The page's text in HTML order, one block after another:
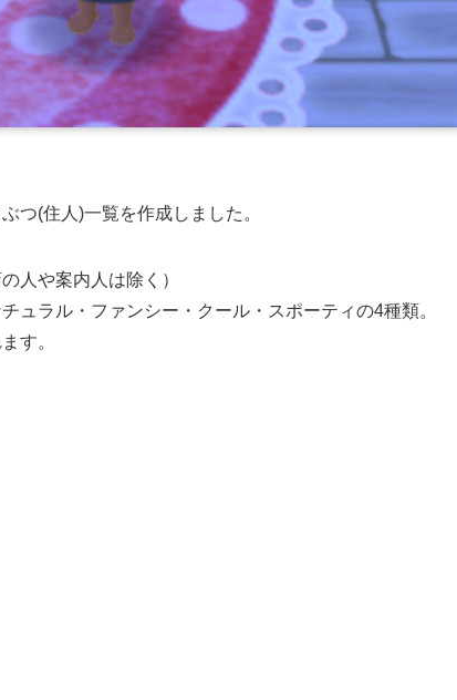
つ(住人)一覧を作成しました。
人や案内人は除く）
ュラル・ファンシー・クール・スポーティの4種類。
す。